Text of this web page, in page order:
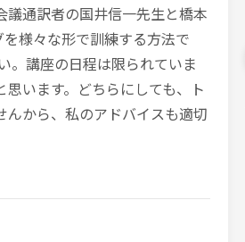
通訳者の国井信一先生と橋本
様々な形で訓練する方法で
。講座の日程は限られていま
います。どちらにしても、ト
んから、私のアドバイスも適切